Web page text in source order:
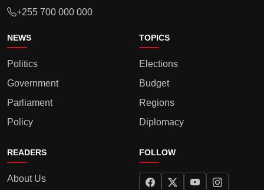
+255 700 000 000
NEWS
Politics
Government
Parliament
Policy
TOPICS
Elections
Budget
Regions
Diplomacy
READERS
About Us
FOLLOW